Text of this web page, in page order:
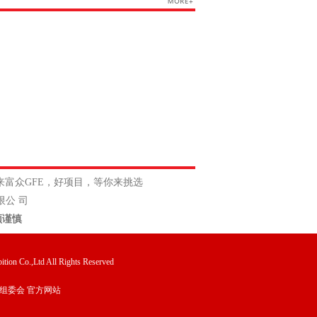
众GFE，好项目，等你来挑选
司
谨慎
Co.,Ltd All Rights Reserved
组委会 官方网站